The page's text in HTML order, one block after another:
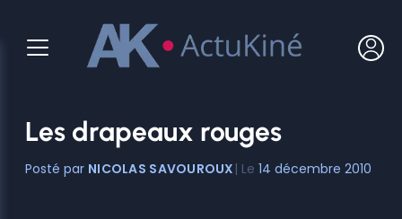
contenu
Les drapeaux rouges
NICOLAS SAVOUROUX 14 décembre 2010